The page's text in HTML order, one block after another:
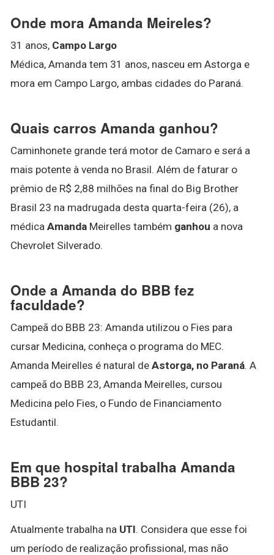
Onde mora Amanda Meireles?
31 anos, Campo Largo
Médica, Amanda tem 31 anos, nasceu em Astorga e
mora em Campo Largo, ambas cidades do Paraná.
Quais carros Amanda ganhou?
Caminhonete grande terá motor de Camaro e será a
mais potente à venda no Brasil. Além de faturar o
prêmio de R$ 2,88 milhões na final do Big Brother
Brasil 23 na madrugada desta quarta-feira (26), a
médica Amanda Meirelles também ganhou a nova
Chevrolet Silverado.
Onde a Amanda do BBB fez
faculdade?
Campeã do BBB 23: Amanda utilizou o Fies para
cursar Medicina, conheça o programa do MEC.
Amanda Meirelles é natural de Astorga, no Paraná. A
campeã do BBB 23, Amanda Meirelles, cursou
Medicina pelo Fies, o Fundo de Financiamento
Estudantil.
Em que hospital trabalha Amanda
BBB 23?
UTI
Atualmente trabalha na UTI. Considera que esse foi
um período de realização profissional, mas não